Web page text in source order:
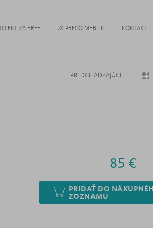
ZA FREE 7X PREČO MEBLIK KONTAKT
PREDCHÁDZAJÚCI
85 €
PRIDAŤ DO
ZOZNAMU